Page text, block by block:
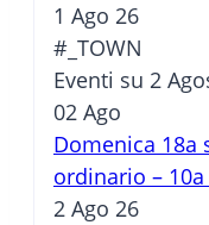
1 Ago 26
#_TOWN
Eventi su 2
02 Ago
Domenica 18a
ordinario –
2 Ago 26